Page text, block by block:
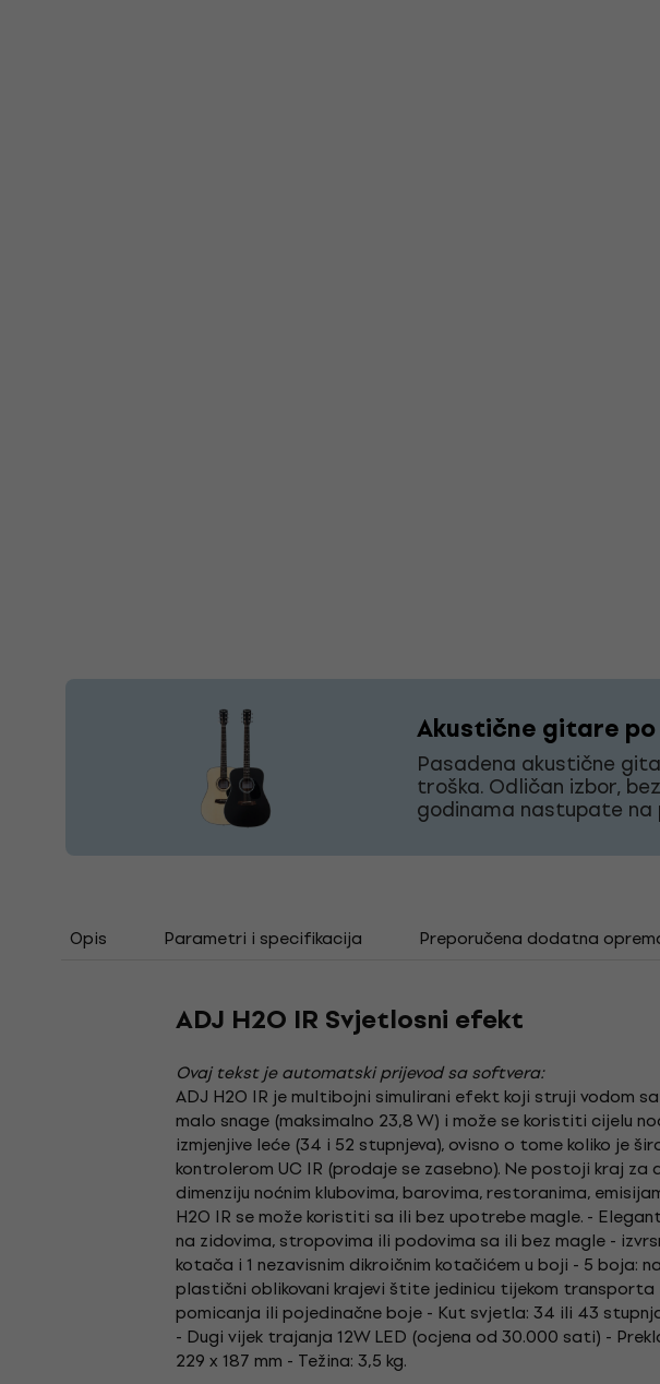
Akustične gitare
Pasadena akustične
troška. Odličan izbor,
godinama nastupate na
Opis Parametri i specifikacija Preporučena dodatna
ADJ H2O IR Svjetlosni efekt
Ovaj tekst je automatski prijevod sa softvera:
ADJ H2O IR je multibojni simulirani efekt koji struji vodom
malo snage (maksimalno 23,8 W) i može se koristiti cijelu
izmjenjive leće (34 i 52 stupnjeva), ovisno o tome koliko je
kontrolerom UC IR (prodaje se zasebno). Ne postoji kraj
dimenziju noćnim klubovima, barovima, restoranima,
H2O IR se može koristiti sa ili bez upotrebe magle. -
na zidovima, stropovima ili podovima sa ili bez magle -
kotača i 1 nezavisnim dikroičnim kotačićem u boji - 5 boja:
plastični oblikovani krajevi štite jedinicu tijekom transporta
pomicanja ili pojedinačne boje - Kut svjetla: 34 ili 43
- Dugi vijek trajanja 12W LED (ocjena od 30.000 sati) -
229 x 187 mm - Težina: 3,5 kg.